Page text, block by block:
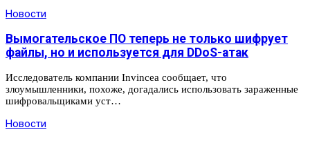
Новости
Вымогательское ПО теперь не только шифрует
файлы, но и используется для DDoS-атак
Исследователь компании Invincea сообщает, что
злоумышленники, похоже, догадались использовать зараженные
шифровальщиками уст…
Новости